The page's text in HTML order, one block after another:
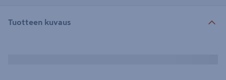
Tuotteen kuvaus